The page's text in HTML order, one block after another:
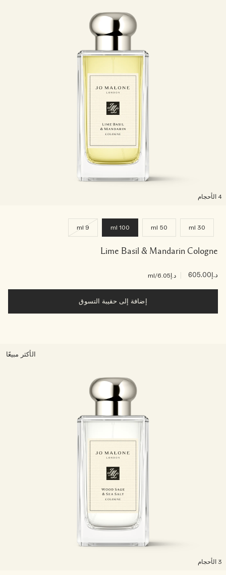
30 ml
50 ml
100 ml
Lime Basil & Mandarin Cologne
د.إ605.00 د.إ6.05 /ml
إضافة إلى حقيبة التسوق
الأكثر مبيعًا